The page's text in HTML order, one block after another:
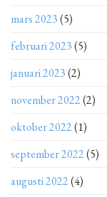
mars 2023(5)
februari 2023(5)
januari 2023(2)
november 2022(2)
oktober 2022(1)
september 2022(5)
augusti 2022(4)